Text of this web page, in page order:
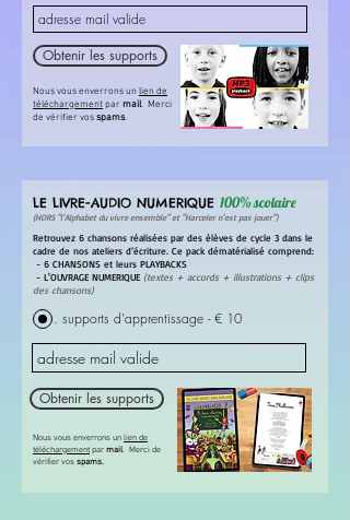
Obtenir les supports
Nous vous enverrons un lien de
téléchargementpar mail. Merci
de vérifier vosspams.
LE LIVRE-AUDIO NUMERIQUE 100% scolaire
(HORS "l'Alphabet du vivre ensemble" et "Harceler n'est pas jouer")
Retrouvez 6 chansons réalisées par des élèves de cycle 3 dans le
cadre de nos ateliers d’écriture. Ce pack dématérialisé comprend:
- 6 CHANSONS et leurs PLAYBACKS
- L'OUVRAGE NUMERIQUE (textes + accords + illustrations + clips
des chansons)
. supports d'apprentissage - € 10
Obtenir les supports
Nous vous enverrons un lien de
téléchargement par mail. Merci de
vérifier vos spams.